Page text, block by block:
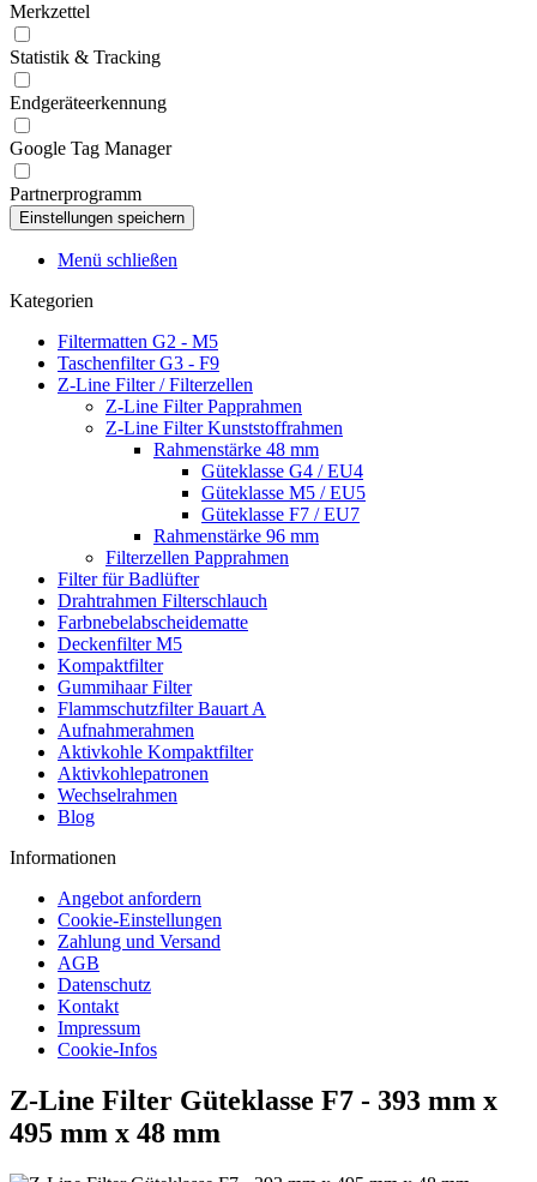
Merkzettel
Statistik & Tracking
Endgeräteerkennung
Google Tag Manager
Partnerprogramm
Menü schließen
Kategorien
Filtermatten G2 - M5
Taschenfilter G3 - F9
Z-Line Filter / Filterzellen
Z-Line Filter Papprahmen
Z-Line Filter Kunststoffrahmen
Rahmenstärke 48 mm
Güteklasse G4 / EU4
Güteklasse M5 / EU5
Güteklasse F7 / EU7
Rahmenstärke 96 mm
Filterzellen Papprahmen
Filter für Badlüfter
Drahtrahmen Filterschlauch
Farbnebelabscheidematte
Deckenfilter M5
Kompaktfilter
Gummihaar Filter
Flammschutzfilter Bauart A
Aufnahmerahmen
Aktivkohle Kompaktfilter
Aktivkohlepatronen
Wechselrahmen
Blog
Informationen
Angebot anfordern
Cookie-Einstellungen
Zahlung und Versand
AGB
Datenschutz
Kontakt
Impressum
Cookie-Infos
Z-Line Filter Güteklasse F7 - 393 mm x
495 mm x 48 mm